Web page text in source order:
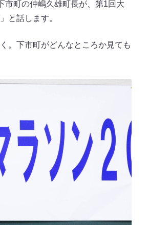
市町の仲嶋久雄町長が、第1回大
と話します。
。下市町がどんなところか見ても